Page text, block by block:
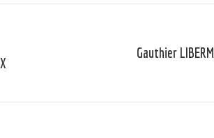
Article
Gauthier